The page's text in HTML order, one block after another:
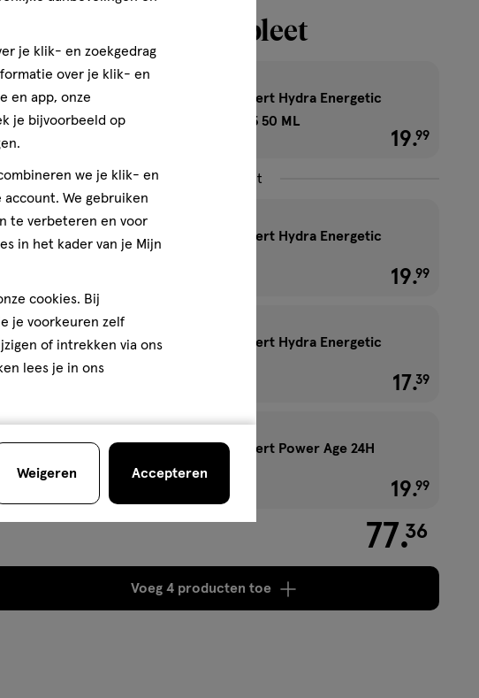
Maak je routine compleet
L'Oréal Paris Men Expert Hydra Energetic
Gezichtscrème SPF 15 50 ML
19.99
Combineer met
L'Oréal Paris Men Expert Hydra Energetic
19.99
L'Oréal Paris Men Expert Hydra Energetic
17.39
L'Oréal Paris Men Expert Power Age 24H
Gezichtscrème 50 ML
19.99
77.36
Voeg 4 producten toe
je klik- en zoekgedrag
over je klik- en
en app, onze
je bijvoorbeeld op
we je klik- en
We gebruiken
te verbeteren en voor
in het kader van je Mijn
cookies. Bij
je voorkeuren zelf
of intrekken via ons
lees je in ons
Weigeren Accepteren